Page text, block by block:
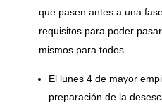
que pasen antes a una
requisitos para poder
mismos para todos.
El lunes 4 de mayor
preparación de la